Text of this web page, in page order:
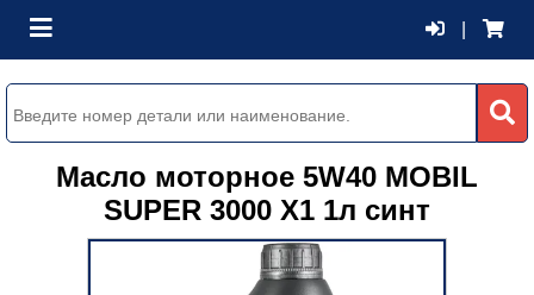
Масло моторное 5W40 MOBIL
SUPER 3000 X1 1л синт